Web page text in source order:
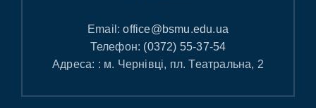
Email:office@bsmu.edu.ua
Телефон: (0372) 55-37-54
Адреса: : м. Чернівці, пл. Театральна, 2